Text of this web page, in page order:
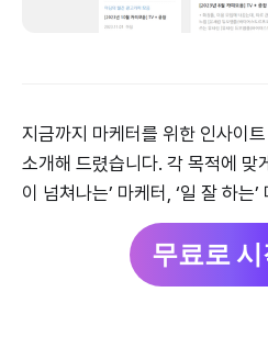
지금까지 마케터를 위한 인사이
소개해 드렸습니다. 각 목적에 맞
이 넘쳐나는’ 마케터, ‘일 잘 하는
무료로 시